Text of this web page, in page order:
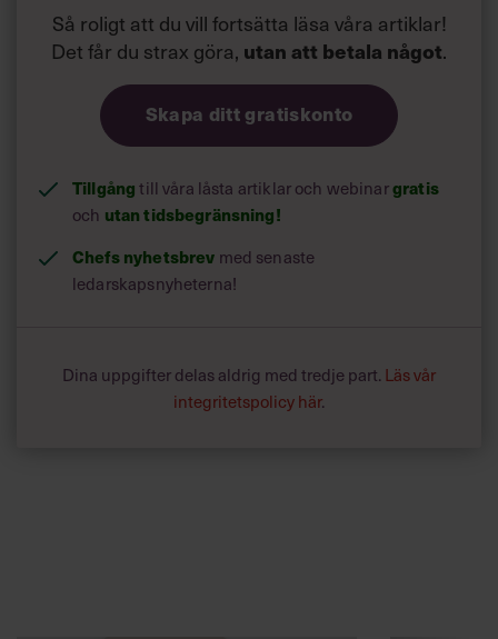
Så roligt att du vill fortsätta läsa våra artiklar!
Det får du strax göra, utan att betala något.
Skapa ditt gratiskonto
Tillgångtill våra låsta artiklar och webinargratis
och utan tidsbegränsning!
Chefs nyhetsbrev med senaste
ledarskapsnyheterna!
Dina uppgifter delas aldrig med tredje part. Läs vår
integritetspolicy här.